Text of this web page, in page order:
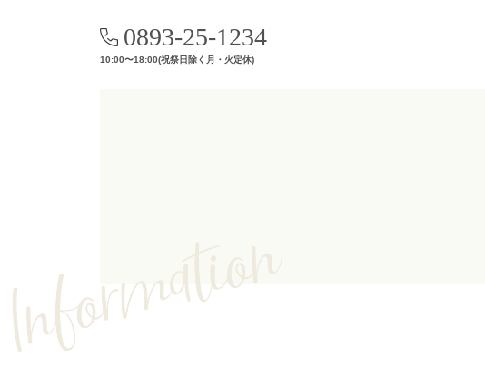
0893-25-1234
10:00〜18:00(祝祭日除く月・火定休)